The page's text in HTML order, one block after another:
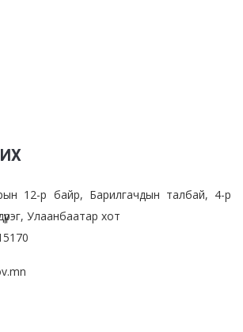
12-р байр, Барилгачдын талбай, 4-р
Улаанбаатар хот